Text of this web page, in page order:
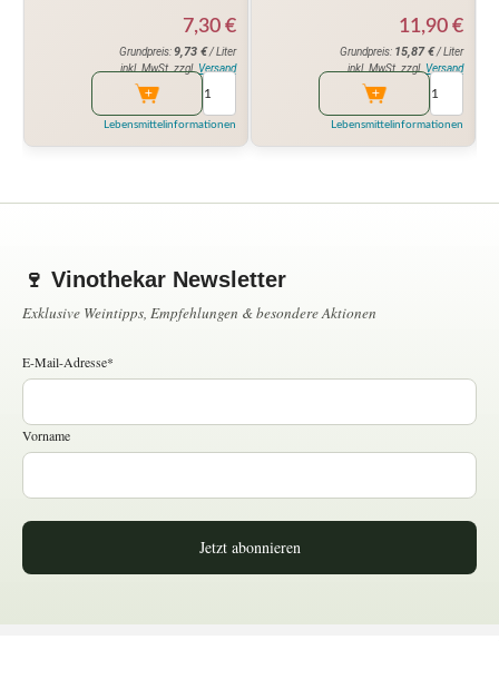
7,30 €
Grundpreis:9,73 €/ Liter
inkl. MwSt. zzgl.Versand
Lebensmittelinformationen
11,90 €
Grundpreis: 15,87€/ Liter
inkl. MwSt. zzgl.Versand
Lebensmittelinformationen
🍷 Vinothekar Newsletter
Exklusive Weintipps, Empfehlungen & besondere Aktionen
E-Mail-Adresse*
Vorname
Jetzt abonnieren